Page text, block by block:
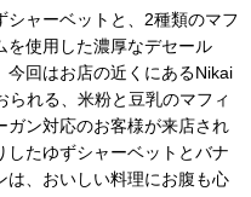
ャーベットと、2種類のマフ
を使用した濃厚なデセール
今回はお店の近くにあるNikai
れる、米粉と豆乳のマフィ
ガン対応のお客様が来店され
したゆずシャーベットとバナ
は、おいしい料理にお腹も心